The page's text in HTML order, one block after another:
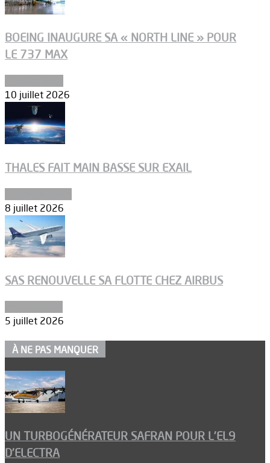
BOEING INAUGURE SA « NORTH LINE » POUR
LE 737 MAX
10 juillet 2026
THALES FAIT MAIN BASSE SUR EXAIL
8 juillet 2026
SAS RENOUVELLE SA FLOTTE CHEZ AIRBUS
5 juillet 2026
À NE PAS MANQUER
UN TURBOGÉNÉRATEUR SAFRAN POUR L’EL9
D’ELECTRA